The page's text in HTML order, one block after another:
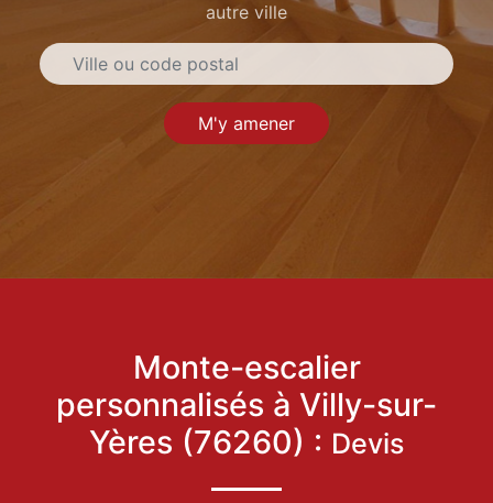
autre ville
M'y amener
Monte-escalier
personnalisés à Villy-sur-
Yères (76260) : Devis